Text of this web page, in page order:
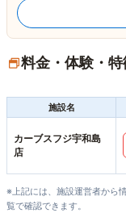
料金・体験・
施設名
カーブスフジ宇和島
店
※上記には、施設運営者から
覧で確認できます。